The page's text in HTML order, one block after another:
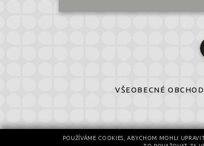
VŠEOBECNÉ
POUŽÍVÁME COOKIES, ABYCHOM MOHLI